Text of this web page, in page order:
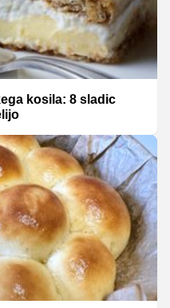
kosila: 8 sladic